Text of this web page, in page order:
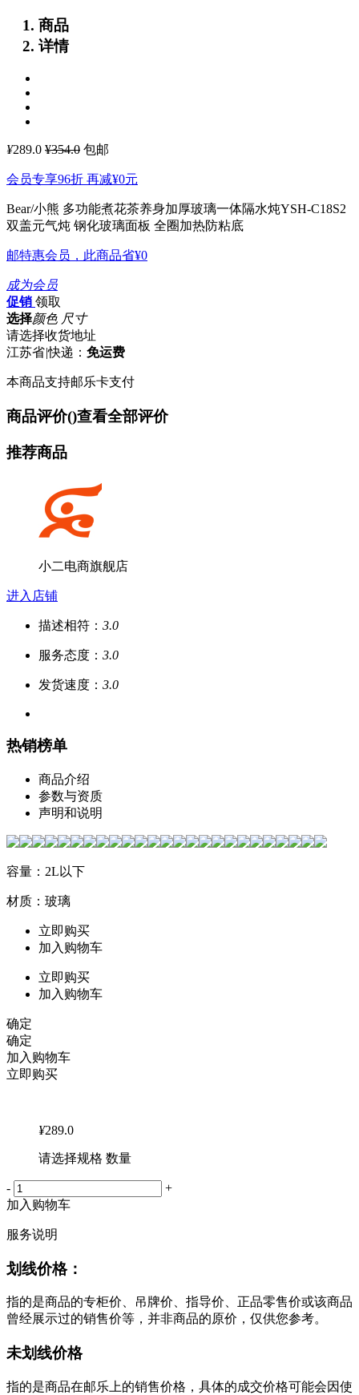
商品
详情
¥289.0 ¥354.0 包邮
会员专享96折 再减¥0元
Bear/小熊 多功能煮花茶养身加厚玻璃一体隔水炖YSH-C18S2
双盖元气炖 钢化玻璃面板 全圈加热防粘底
邮特惠会员，此商品省¥0
成为会员
促销 领取
选择颜色 尺寸
请选择收货地址
江苏省|快递： 免运费
本商品支持邮乐卡支付
商品评价()查看全部评价
推荐商品
小二电商旗舰店
进入店铺
描述相符： 3.0
服务态度： 3.0
发货速度： 3.0
热销榜单
商品介绍
参数与资质
声明和说明
容量：2L以下
材质：玻璃
立即购买
加入购物车
立即购买
加入购物车
确定
确定
加入购物车
立即购买
¥289.0
请选择规格 数量
-
+
加入购物车
服务说明
划线价格：
指的是商品的专柜价、吊牌价、指导价、正品零售价或该商品
曾经展示过的销售价等，并非商品的原价，仅供您参考。
未划线价格
指的是商品在邮乐上的销售价格，具体的成交价格可能会因使